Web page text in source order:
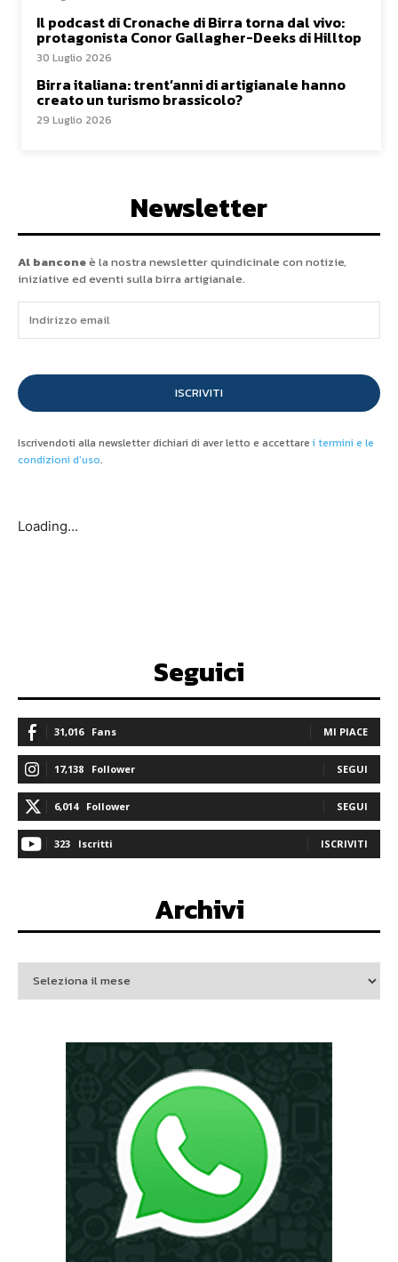
Il podcast di Cronache di Birra torna dal vivo:
protagonista Conor Gallagher-Deeks di Hilltop
30 Luglio 2026
Birra italiana: trent’anni di artigianale hanno
creato un turismo brassicolo?
29 Luglio 2026
Newsletter
Al banconeè la nostra newsletter quindicinale con notizie,
iniziative ed eventi sulla birra artigianale.
ISCRIVITI
Iscrivendoti alla newsletter dichiari di aver letto e accettare i termini e le
condizioni d'uso.
Loading...
Seguici
31,016 Fans MI PIACE
17,138 Follower SEGUI
6,014 Follower SEGUI
323 Iscritti ISCRIVITI
Archivi